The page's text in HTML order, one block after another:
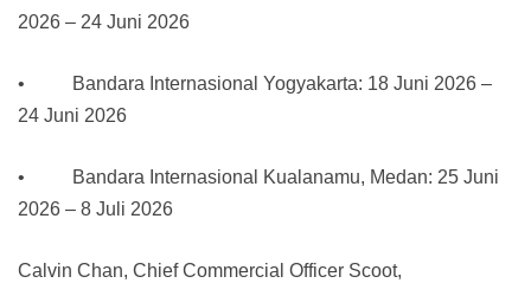
2026 – 24 Juni 2026
• Bandara Internasional Yogyakarta: 18 Juni 2026 –
24 Juni 2026
• Bandara Internasional Kualanamu, Medan: 25 Juni
2026 – 8 Juli 2026
Calvin Chan, Chief Commercial Officer Scoot,